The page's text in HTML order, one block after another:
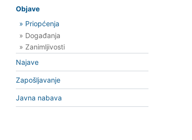
Objave
» Priopćenja
» Događanja
» Zanimljivosti
Najave
Zapošljavanje
Javna nabava